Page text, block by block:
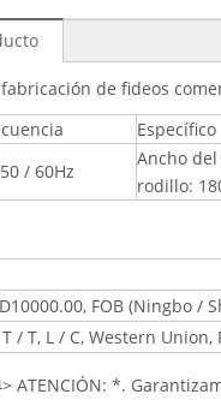
de fideos
Específico
/ 60Hz
Ancho
rodillo:
FOB (Ningbo /
/ T, L / C, Western Union,
ATENCIÓN: *.